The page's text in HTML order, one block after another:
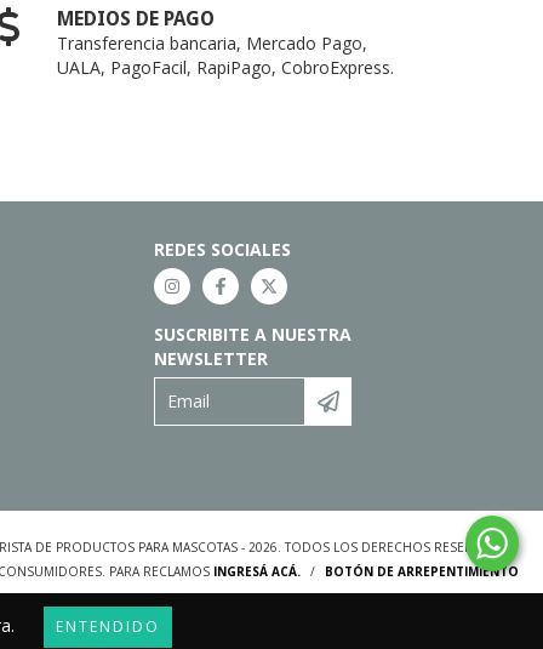
ENTENDIDO
MEDIOS DE PAGO
Transferencia bancaria, Mercado Pago,
UALA, PagoFacil, RapiPago, CobroExpress.
REDES SOCIALES
SUSCRIBITE A NUESTRA
NEWSLETTER
DE PRODUCTOS PARA MASCOTAS - 2026. TODOS LOS DERECHOS RESERVADOS.
PARA RECLAMOS INGRESÁ ACÁ. / BOTÓN DE ARREPENTIMIENTO